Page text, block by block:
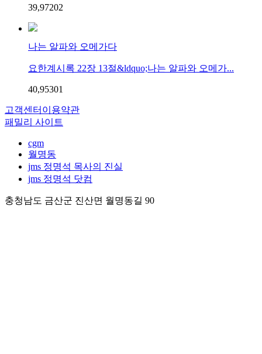
39,97202
나는 알파와 오메가다
요한계시록 22장 13절&ldquo;나는 알파와 오메가...
40,95301
고객센터 이용약관
패밀리 사이트
cgm
월명동
jms 정명석 목사의 진실
jms 정명석 닷컴
충청남도 금산군 진산면 월명동길 90